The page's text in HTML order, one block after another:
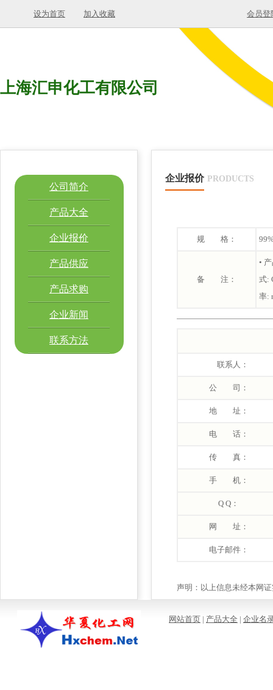
设为首页 加入收藏 会员登
上海汇申化工有限公司
公司简介
产品大全
企业报价
产品供应
产品求购
企业新闻
联系方法
企业报价 PRODUCTS
规 格：
备 注：
•
式:
率:
联系人：
公 司：
地 址：
电 话：
传 真：
手 机：
Q Q：
网 址：
电子邮件：
声明：以上信息未经本网
网站首页 | 产品大全 | 企业名